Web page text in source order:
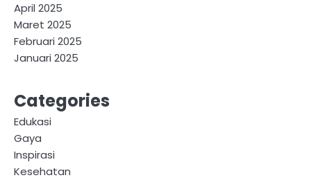
April 2025
Maret 2025
Februari 2025
Januari 2025
Categories
Edukasi
Gaya
Inspirasi
Kesehatan